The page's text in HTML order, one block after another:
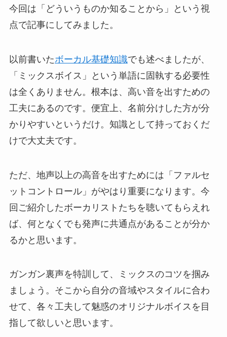
今回は「どういうものか知ることから」という視
点で記事にしてみました。
以前書いたボーカル基礎知識でも述べましたが、
「ミックスボイス」という単語に固執する必要性
は全くありません。根本は、高い音を出すための
工夫にあるのです。便宜上、名前分けした方が分
かりやすいというだけ。知識として持っておくだ
けで大丈夫です。
ただ、地声以上の高音を出すためには「ファルセ
ットコントロール」がやはり重要になります。今
回ご紹介したボーカリストたちを聴いてもらえれ
ば、何となくでも発声に共通点があることが分か
るかと思います。
ガンガン裏声を特訓して、ミックスのコツを掴み
ましょう。そこから自分の音域やスタイルに合わ
せて、各々工夫して魅惑のオリジナルボイスを目
指して欲しいと思います。